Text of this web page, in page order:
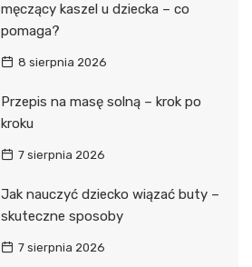
męczący kaszel u dziecka – co
pomaga?
8 sierpnia 2026
Przepis na masę solną – krok po
kroku
7 sierpnia 2026
Jak nauczyć dziecko wiązać buty –
skuteczne sposoby
7 sierpnia 2026